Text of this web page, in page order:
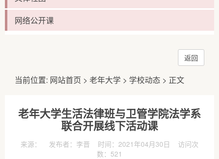
网络公开课
当前位置: 网站首页 > 老年大学 > 学校动态 > 正文
返回
老年大学生活法律班与卫管学院法学系
联合开展线下活动课
来源： 发布者：李晋 时间：2021年04月30日 访问次
数： 521